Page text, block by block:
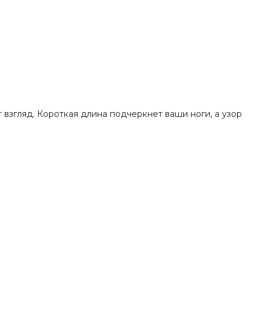
Короткая длина подчеркнет ваши ноги, а узор